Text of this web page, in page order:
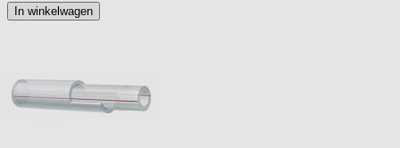
In winkelwagen